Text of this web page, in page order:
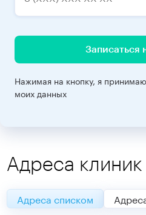
Записаться
Нажимая на кнопку, я принимаю
моих данных
Адреса клиник
Адреса списком